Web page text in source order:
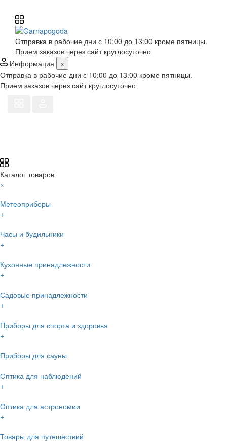
Отправка в рабочие дни с 10:00 до 13:00 кроме пятницы.
Прием заказов через сайт круглосуточно
Информация
×
Отправка в рабочие дни с 10:00 до 13:00 кроме пятницы.
Прием заказов через сайт круглосуточно
Каталог товаров
×
Метеоприборы
+
Часы и будильники
+
Кухонные принадлежности
+
Садовые принадлежности
+
Приборы для спорта и здоровья
+
Приборы для сауны
Оптика для наблюдений
+
Оптика для астрономии
+
Товары для путешествий